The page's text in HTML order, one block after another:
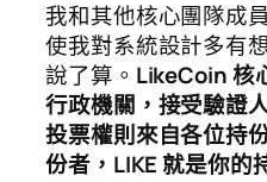
我和其他核心團隊成
使我對系統設計多有
說了算。 LikeCoin 核
行政機關，接受驗證
投票權則來自各位持
份者，LIKE 就是你的